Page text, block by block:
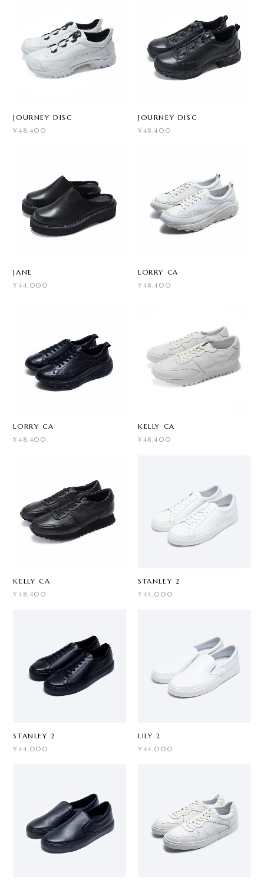
JOURNEY DISC
¥48,400
JOURNEY DISC
¥48,400
JANE
¥44,000
LORRY CA
¥48,400
LORRY CA
¥48,400
KELLY CA
¥48,400
KELLY CA
¥48,400
STANLEY 2
¥44,000
STANLEY 2
¥44,000
LILY 2
¥44,000